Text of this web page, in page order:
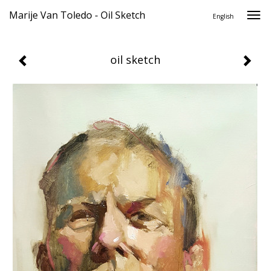
Marije Van Toledo - Oil Sketch English
oil sketch